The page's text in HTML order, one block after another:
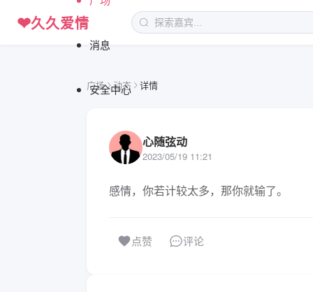
❤久久爱情
消息
安全中心
广场 动态 详情
心随弦动
2023/05/19 11:21
感情，你若计较太多，那你就输了。
点赞 评论